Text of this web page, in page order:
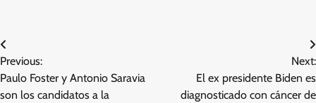
Post
navigation
Previous:
Paulo Foster y Antonio Saravia
son los candidatos a la
Next:
El ex presidente Biden es
diagnosticado con cáncer de